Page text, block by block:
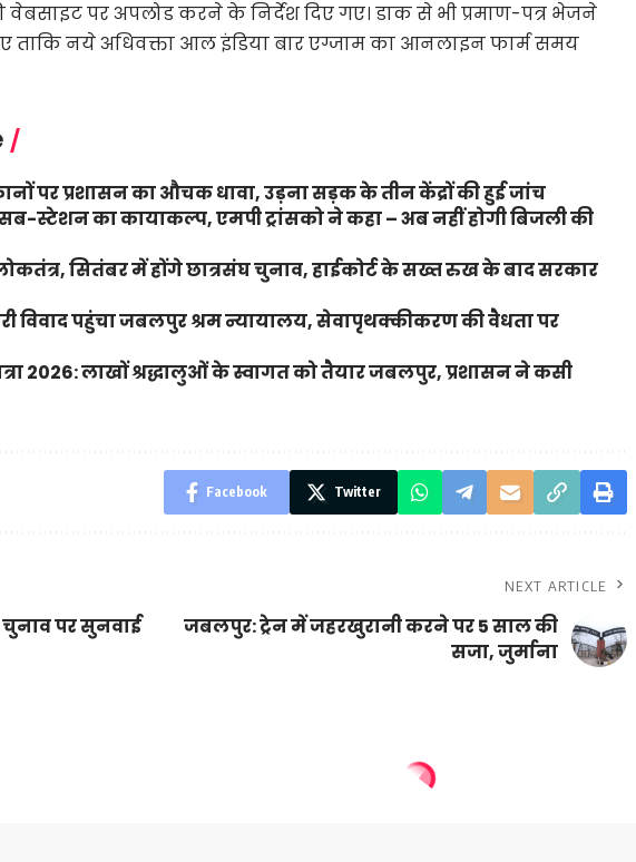
वेबसाइट पर अपलोड करने के निर्देश दिए गए। डाक से भी प्रमाण-पत्र भेजने
ताकि नये अधिवक्ता आल इंडिया बार एग्जाम का आनलाइन फार्म समय
पर प्रशासन का औचक धावा, उड़ना सड़क के तीन केंद्रों की हुई जांच
स्टेशन का कायाकल्प, एमपी ट्रांसको ने कहा – अब नहीं होगी बिजली की
सितंबर में होंगे छात्रसंघ चुनाव, हाईकोर्ट के सख्त रुख के बाद सरकार
विवाद पहुंचा जबलपुर श्रम न्यायालय, सेवापृथक्कीकरण की वैधता पर
2026: लाखों श्रद्धालुओं के स्वागत को तैयार जबलपुर, प्रशासन ने कसी
Facebook Twitter
चुनाव पर सुनवाई
NEXT ARTICLE
जबलपुर: ट्रेन में जहरखुरानी करने पर 5 साल की
सजा, जुर्माना